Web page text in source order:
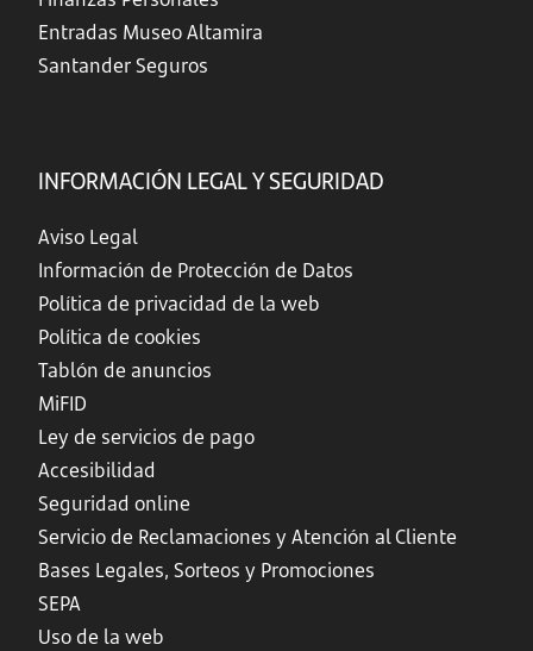
Entradas Museo Altamira
Santander Seguros
INFORMACIÓN LEGAL Y SEGURIDAD
Aviso Legal
Información de Protección de Datos
Política de privacidad de la web
Política de cookies
Tablón de anuncios
MiFID
Ley de servicios de pago
Accesibilidad
Seguridad online
Servicio de Reclamaciones y Atención al Cliente
Bases Legales, Sorteos y Promociones
SEPA
Uso de la web